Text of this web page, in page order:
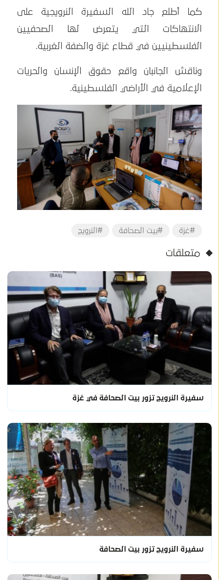
كما أطلع جاد الله السفيرة النرويجية على
الانتهاكات التي يتعرض لها الصحفيين
الفلسطينيين في قطاع غزة والضفة الغربية.
وناقش الجانبان واقع حقوق الإنسان والحريات
الإعلامية في الأراضي الفلسطينية.
#غزة #بيت الصحافة #النرويج
متعلقات
سفيرة النرويج تزور بيت الصحافة في غزة
سفيرة النرويج تزور بيت الصحافة